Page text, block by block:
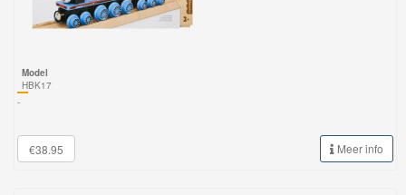
Model
HBK17
-
€38.95 Meer info